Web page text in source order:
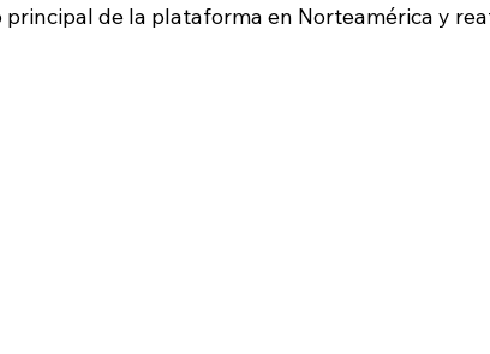
principal de la plataforma en Norteamérica y